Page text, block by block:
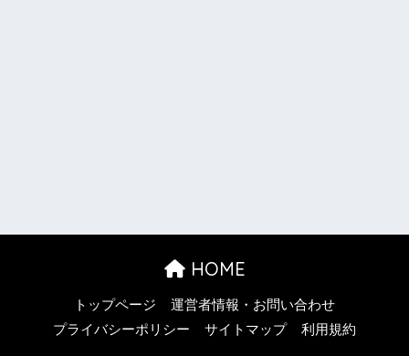
HOME
トップページ
運営者情報・お問い合わせ
プライバシーポリシー
サイトマップ 利用規約